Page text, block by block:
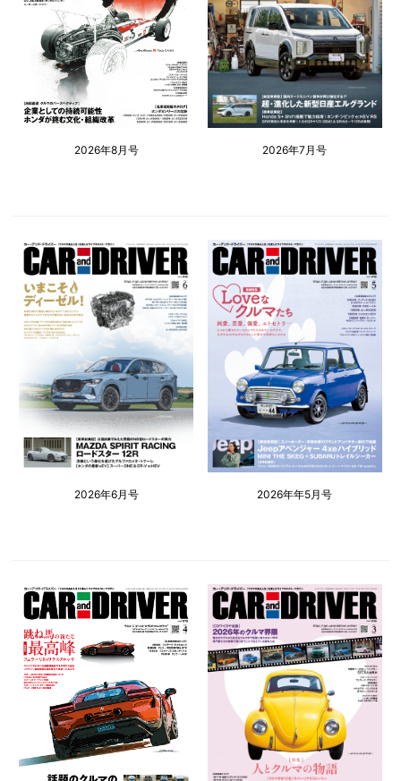
2026年8月号 2026年7月号
2026年6月号 2026年年5月号